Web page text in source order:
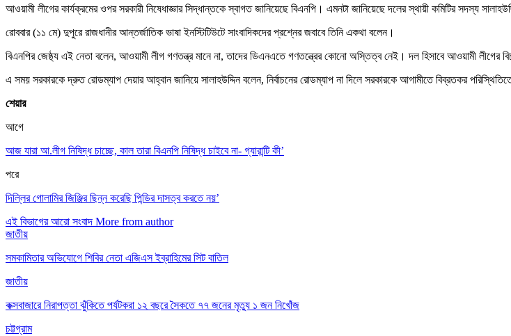
আওয়ামী লীগের কার্যক্রমের ওপর সরকারী নিষেধাজ্ঞার সিদ্ধান্তকে স্বাগত জানিয়েছে বিএনপি। এমনটা জানিয়েছে দলের স্থায়ী কমিটির সদস্য
রোববার (১১ মে) দুপুরে রাজধানীর আন্তর্জাতিক ভাষা ইনস্টিটিউটে সাংবাদিকদের প্রশ্নের জবাবে তিনি একথা বলেন।
বিএনপির জেষ্ঠ্য এই নেতা বলেন, আওয়ামী লীগ গণতন্ত্র মানে না, তাদের ডিএনএতে গণতন্ত্রের কোনো অস্তিত্ব নেই। দল হিসাবে আওয়ামী
এ সময় সরকারকে দ্রুত রোডম্যাপ দেয়ার আহ্বান জানিয়ে সালাহউদ্দিন বলেন, নির্বাচনের রোডম্যাপ না দিলে সরকারকে আগামীতে বিব্রতকর
শেয়ার
আগে
আজ যারা আ.লীগ নিষিদ্ধ চাচ্ছে, কাল তারা বিএনপি নিষিদ্ধ চাইবে না- গ্যারান্টি কী’
পরে
দিল্লির গোলামির জিঞ্জির ছিন্ন করেছি পিন্ডির দাসত্ব করতে নয়’
এই বিভাগের আরো সংবাদ More from author
জাতীয়
সমকামিতার অভিযোগে শিবির নেতা এজিএস ইব্রাহিমের সিট বাতিল
জাতীয়
কক্সবাজারে নিরাপত্তা ঝুঁকিতে পর্যটকরা ১২ বছরে সৈকতে ৭৭ জনের মৃত্যু ১ জন নিখোঁজ
চট্টগ্রাম